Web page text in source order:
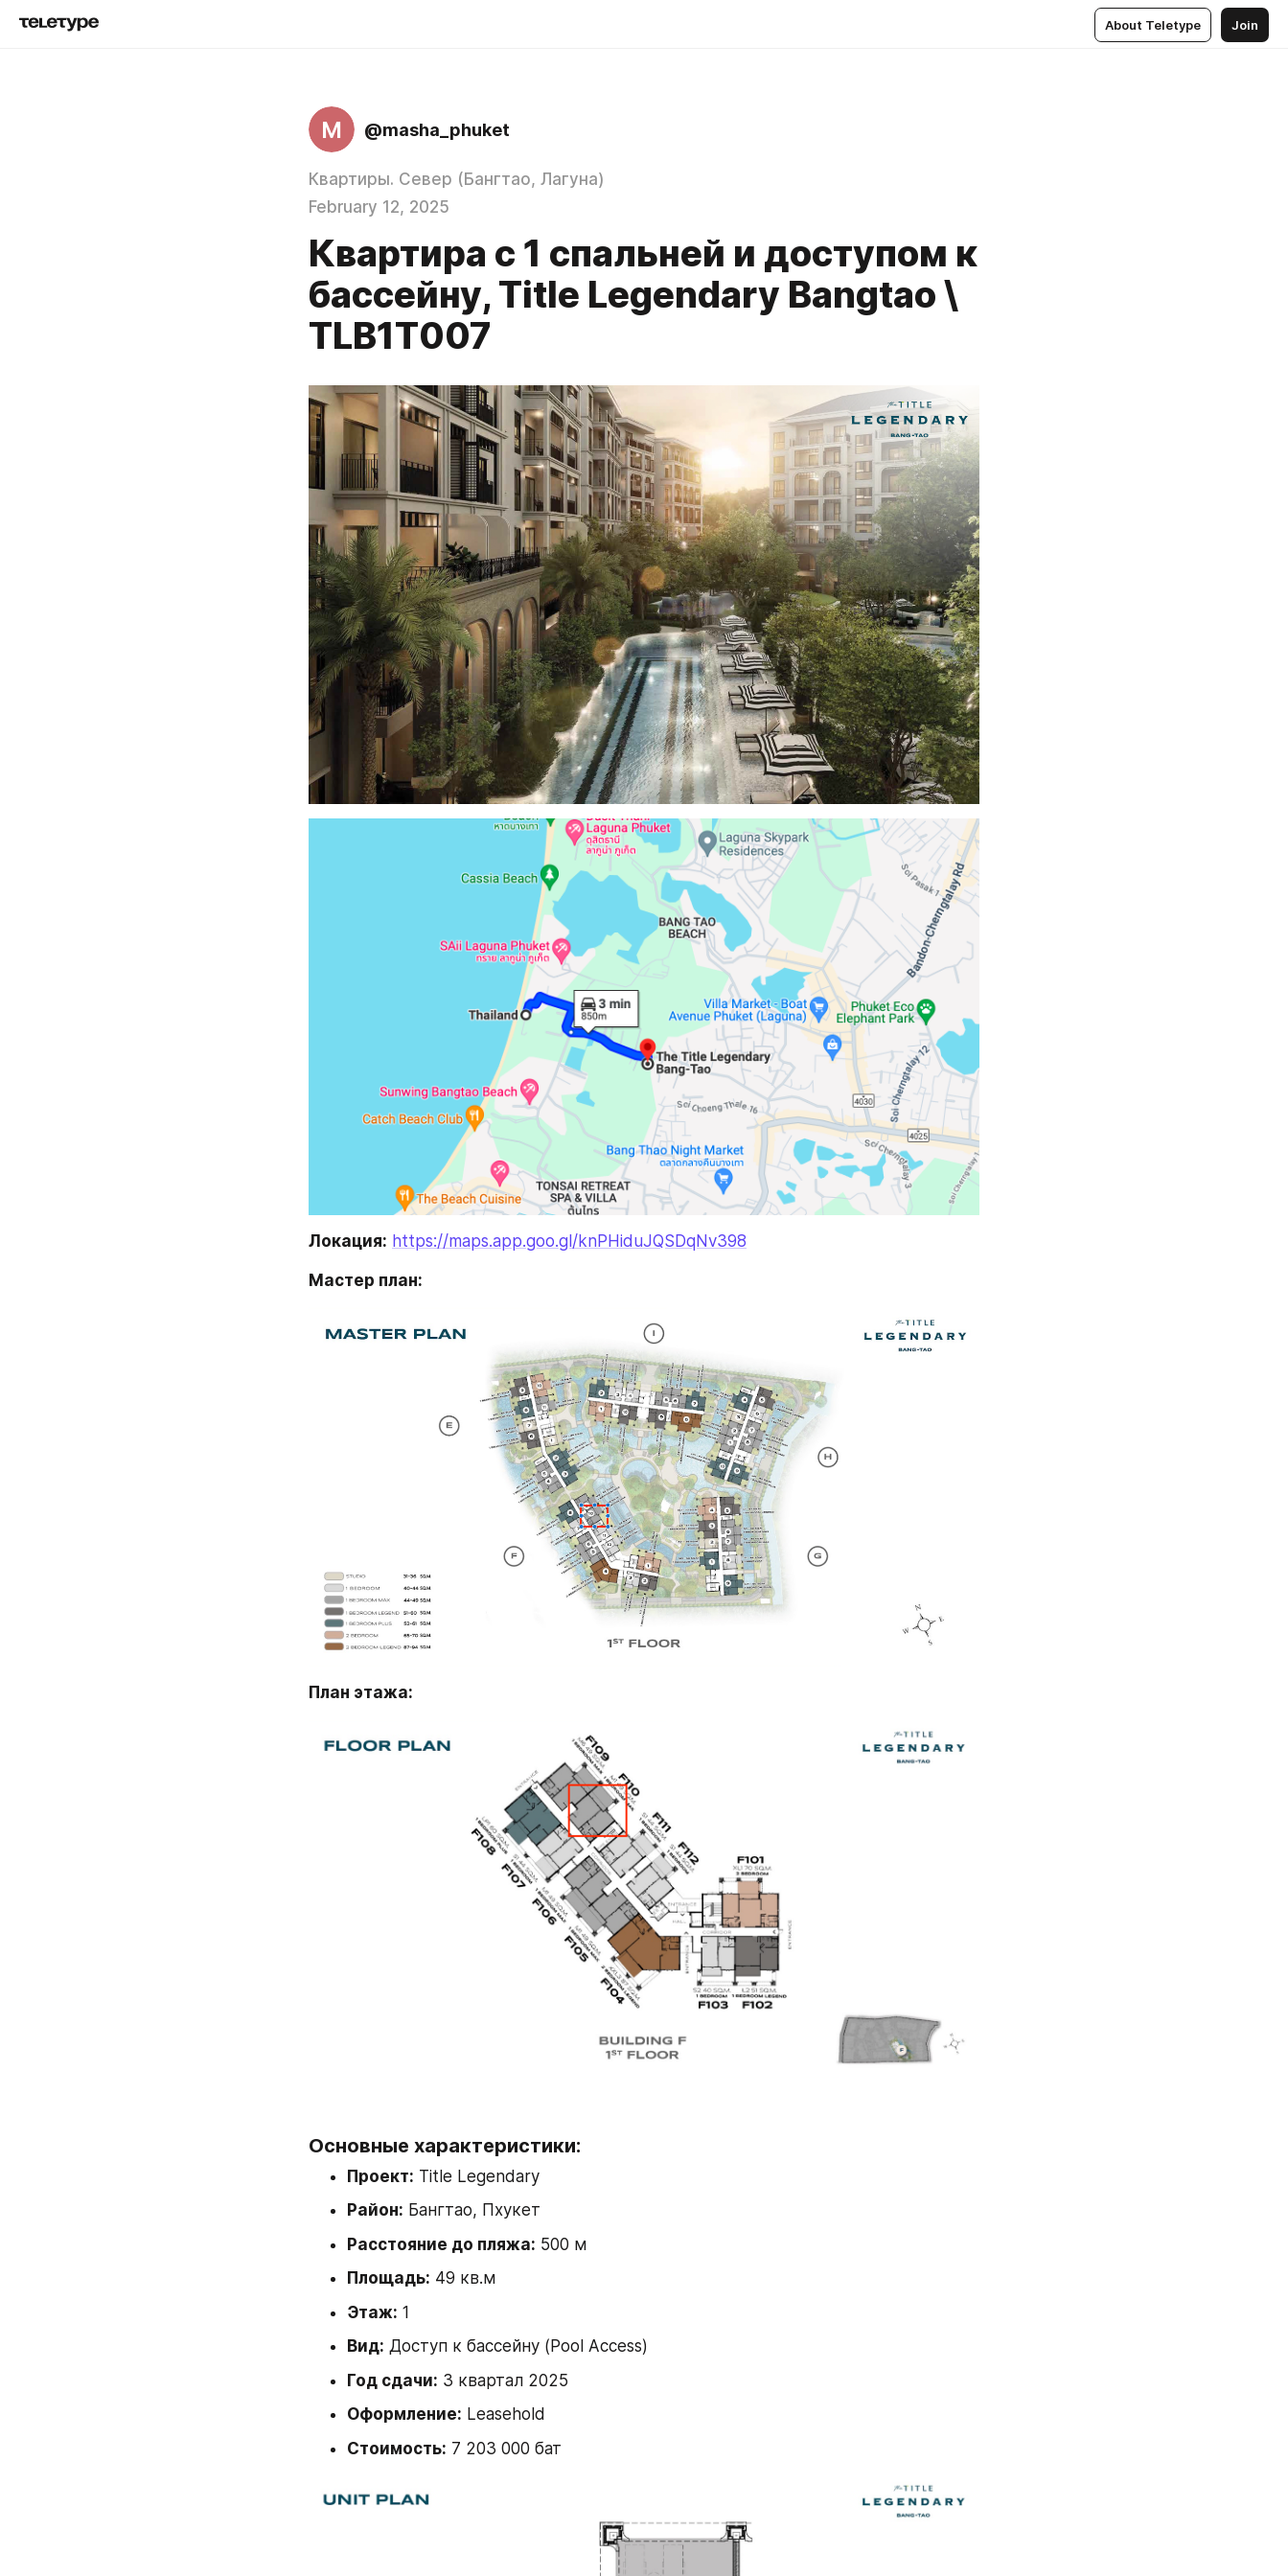
About Teletype Join
M @masha_phuket
Квартиры. Север (Бангтао, Лагуна)
February 12, 2025
Квартира с 1 спальней и доступом к
бассейну, Title Legendary Bangtao \
TLB1T007
Локация: https://maps.app.goo.gl/knPHiduJQSDqNv398
Мастер план:
План этажа:
Основные характеристики:
Проект: Title Legendary
Район: Бангтао, Пхукет
Расстояние до пляжа: 500 м
Площадь: 49 кв.м
Этаж: 1
Вид: Доступ к бассейну (Pool Access)
Год сдачи: 3 квартал 2025
Оформление: Leasehold
Стоимость: 7 203 000 бат